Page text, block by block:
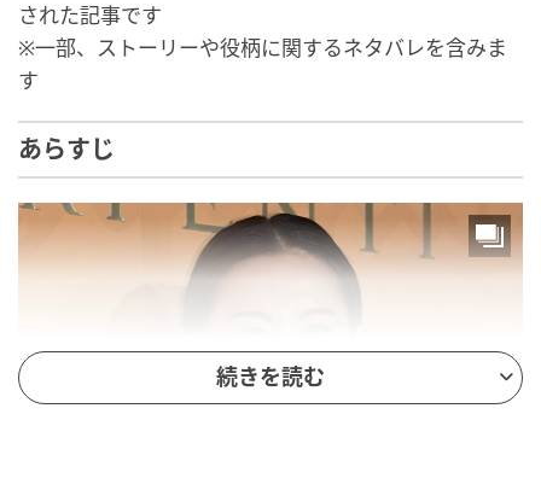
された記事です
※一部、ストーリーや役柄に関するネタバレを含みま
す
あらすじ
続きを読む